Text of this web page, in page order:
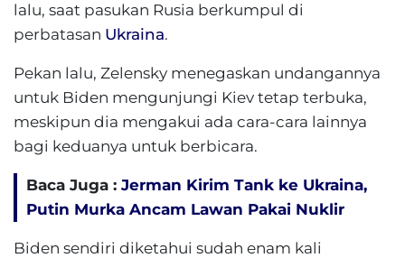
lalu, saat pasukan Rusia berkumpul di
perbatasan Ukraina.
Pekan lalu, Zelensky menegaskan undangannya
untuk Biden mengunjungi Kiev tetap terbuka,
meskipun dia mengakui ada cara-cara lainnya
bagi keduanya untuk berbicara.
Baca Juga : Jerman Kirim Tank ke Ukraina,
Putin Murka Ancam Lawan Pakai Nuklir
Biden sendiri diketahui sudah enam kali